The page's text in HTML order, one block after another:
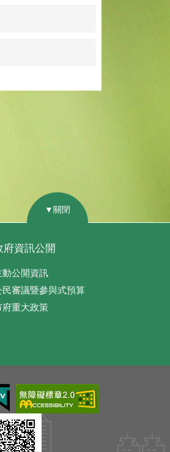
▼關閉
府資訊公開
動公開資訊
民審議暨參與式預算
府重大政策